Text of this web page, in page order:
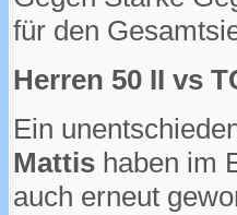
für den
Herren 50 II vs
Ein
Mattis haben im
auch erneut